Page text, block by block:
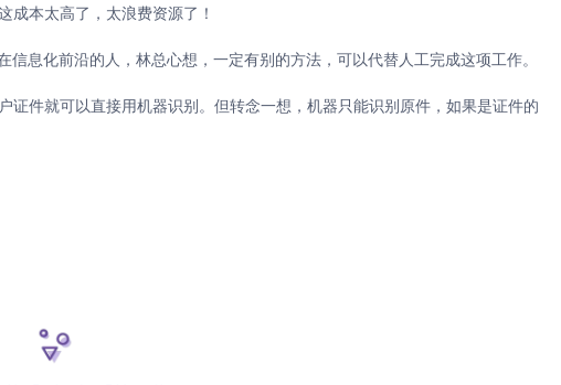
成本太高了，太浪费资源了！
信息化前沿的人，林总心想，一定有别的方法，可以代替人工完成这项工作。
件就可以直接用机器识别。但转念一想，机器只能识别原件，如果是证件的